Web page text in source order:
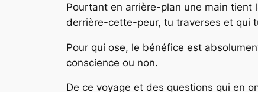
Pourtant en arrière-plan une main tient
derrière-cette-peur, tu traverses et qui
Pour qui ose, le bénéfice est
conscience ou non.
De ce voyage et des questions qui en